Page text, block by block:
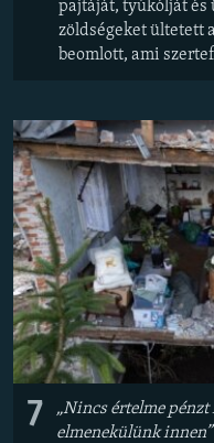
pajtáját, tyúkólját és
zöldségeket ültetett
beomlott, ami
7
„Nincs értelme pénzt
elmenekülünk innen”